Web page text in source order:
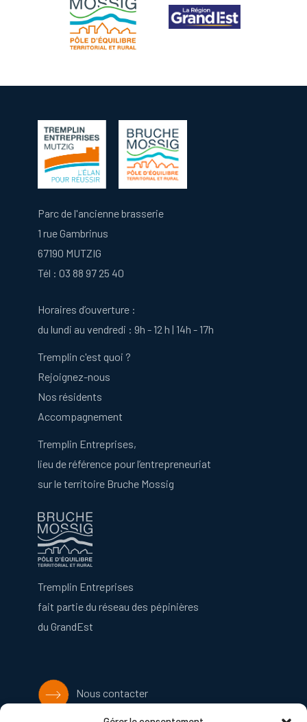
Parc de l'ancienne brasserie
1 rue Gambrinus
67190 MUTZIG
Tél : 03 88 97 25 40
Horaires d’ouverture :
du lundi au vendredi : 9h - 12 h | 14h - 17h
Tremplin c'est quoi ?
Rejoignez-nous
Nos résidents
Accompagnement
Tremplin Entreprises,
lieu de référence pour l’entrepreneuriat
sur le territoire Bruche Mossig
Tremplin Entreprises
fait partie du réseau des pépinières
du GrandEst
Nous contacter